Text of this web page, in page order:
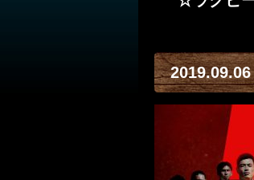
2019.09.06